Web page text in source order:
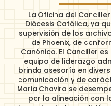
La Oficina del
Diócesis Católica, ya
supervisión de los
de Phoenix, de
Canónico. El Canciller
equipo de liderazgo
brinda asesoría en
comunicación y de
Maria Chavira se
por la alineación con